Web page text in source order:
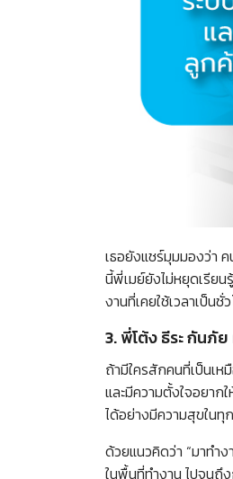
เธอยังแชร์มุมมองว่า
นี้พี่เมย์ยังไม่หยุดเรียน
งานที่เคยใช้เวลาเป็น
3. พี่โต้ง ธีระ กัน
ถ้ามีใครสักคนที่เป็นเ
และมีความตั้งใจอยาก
ได้อย่างมีความสุขในทุ
ด้วยแนวคิดว่า “มาทำ
ในพื้นที่ทำงาน ไปจนถึ